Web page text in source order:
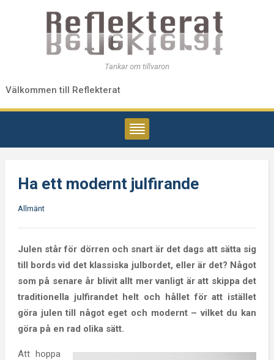
Tankar om tillvaron
Välkommen till Reflekterat
Ha ett modernt julfirande
Allmänt
Julen står för dörren och snart är det dags att sätta sig
till bords vid det klassiska julbordet, eller är det? Något
som på senare år blivit allt mer vanligt är att skippa det
traditionella julfirandet helt och hållet för att istället
göra julen till något eget och modernt – vilket du kan
göra på en rad olika sätt.
Att hoppa